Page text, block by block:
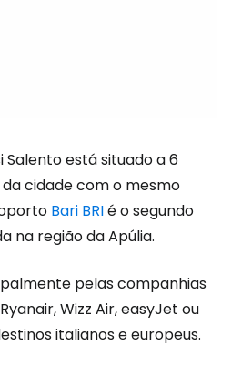
está situado a 6
cidade com o mesmo
Bari BRIé o segundo
na região da Apúlia.
pelas companhias
Wizz Air, easyJet ou
italianos e europeus.